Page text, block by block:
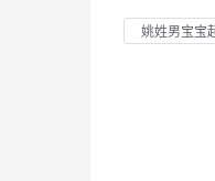
姚姓男宝宝